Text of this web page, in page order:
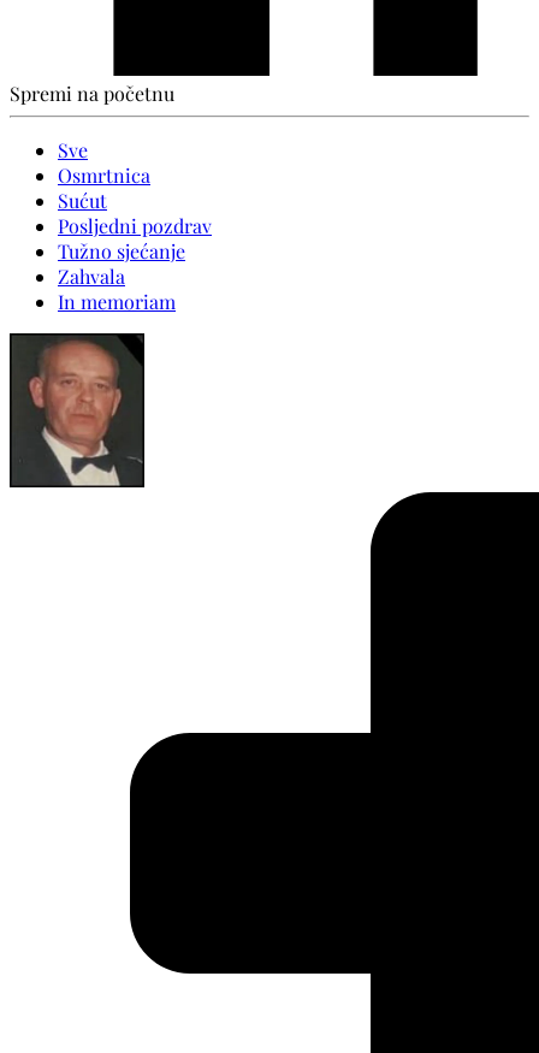
Spremi na početnu
Sve
Osmrtnica
Sućut
Posljedni pozdrav
Tužno sjećanje
Zahvala
In memoriam